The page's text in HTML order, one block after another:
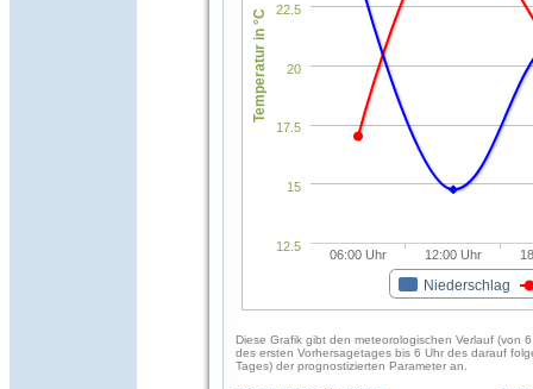
Temperatur in °C
Niederschlag
06:00 Uhr 12:00 Uhr
12.5
15
17.5
20
22.5
Diese Grafik gibt den meteorologischen Verlauf (von
des ersten Vorhersagetages bis 6 Uhr des darauf
Tages) der prognostizierten Parameter an.